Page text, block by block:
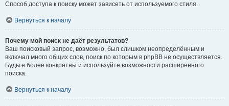
Способ доступа к поиску может зависеть от используемого стиля.
Вернуться к началу
Почему мой поиск не даёт результатов?
Ваш поисковый запрос, возможно, был слишком неопределённым и
включал много общих слов, поиск по которым в phpBB не осуществляется.
Будьте более конкретны и используйте возможности расширенного
поиска.
Вернуться к началу